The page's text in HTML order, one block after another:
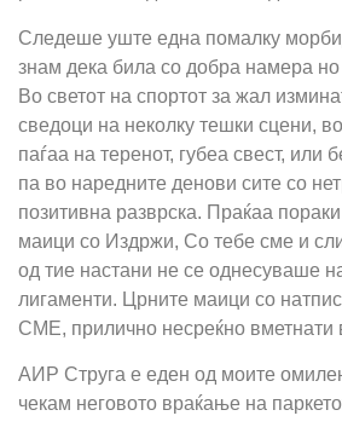
Следеше уште една помалку
знам дека била со добра намера но
Во светот на спортот за жал
сведоци на неколку тешки сцени,
паѓаа на теренот, губеа свест, или
па во наредните денови сите со
позитивна разврска. Праќаа
маици со Издржи, Со тебе сме и
од тие настани не се однесуваше
лигаменти. Црните маици со
СМЕ, прилично несреќно вметнати
АИР Струга е еден од моите
чекам неговото враќање на